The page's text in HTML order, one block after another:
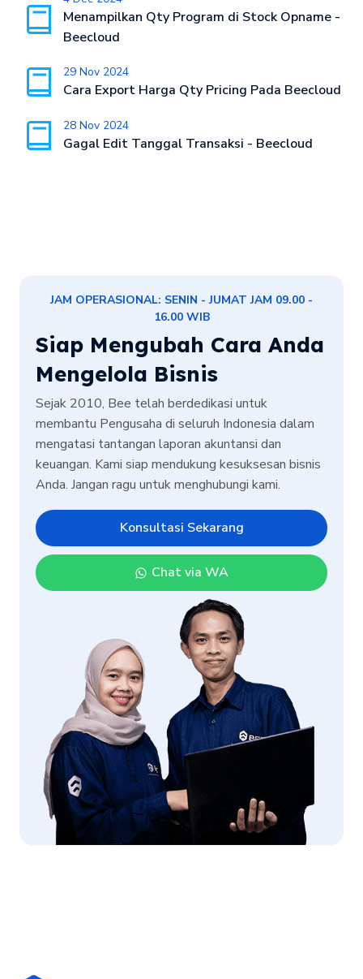
Menampilkan Qty Program di Stock Opname -
Beecloud
29 Nov 2024
Cara Export Harga Qty Pricing Pada Beecloud
28 Nov 2024
Gagal Edit Tanggal Transaksi - Beecloud
JAM OPERASIONAL: SENIN - JUMAT JAM 09.00 -
16.00 WIB
Siap Mengubah Cara Anda
Mengelola Bisnis
Sejak 2010, Bee telah berdedikasi untuk
membantu Pengusaha di seluruh Indonesia dalam
mengatasi tantangan laporan akuntansi dan
keuangan. Kami siap mendukung kesuksesan bisnis
Anda. Jangan ragu untuk menghubungi kami.
Konsultasi Sekarang
Chat via WA